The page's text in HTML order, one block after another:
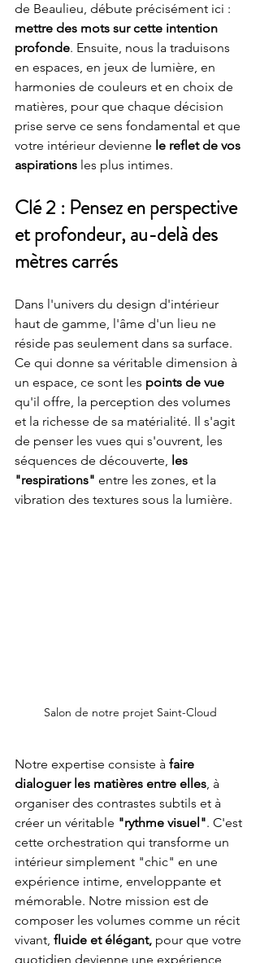
de Beaulieu, débute précisément ici :
mettre des mots sur cette intention
profonde. Ensuite, nous la traduisons
en espaces, en jeux de lumière, en
harmonies de couleurs et en choix de
matières, pour que chaque décision
prise serve ce sens fondamental et que
votre intérieur devienne le reflet de vos
aspirations les plus intimes.
Clé 2 : Pensez en perspective
et profondeur, au-delà des
mètres carrés
Dans l'univers du design d'intérieur
haut de gamme, l'âme d'un lieu ne
réside pas seulement dans sa surface.
Ce qui donne sa véritable dimension à
un espace, ce sont les points de vue
qu'il offre, la perception des volumes
et la richesse de sa matérialité. Il s'agit
de penser les vues qui s'ouvrent, les
séquences de découverte, les
"respirations" entre les zones, et la
vibration des textures sous la lumière.
Salon de notre projet Saint-Cloud
Notre expertise consiste à faire
dialoguer les matières entre elles, à
organiser des contrastes subtils et à
créer un véritable "rythme visuel". C'est
cette orchestration qui transforme un
intérieur simplement "chic" en une
expérience intime, enveloppante et
mémorable. Notre mission est de
composer les volumes comme un récit
vivant, fluide et élégant, pour que votre
quotidien devienne une expérience